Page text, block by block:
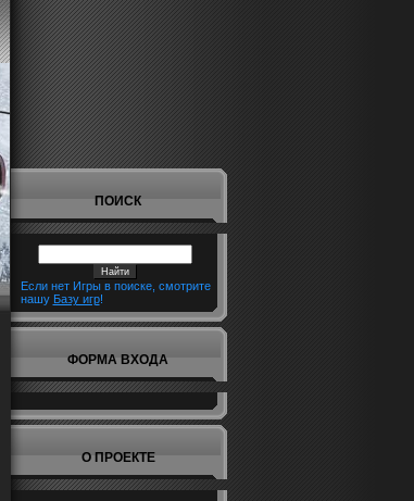
ПОИСК
Если нет Игры в поиске, смотрите
нашу Базу игр!
ФОРМА ВХОДА
О ПРОЕКТЕ